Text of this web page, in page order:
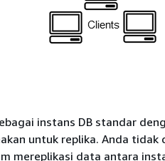
instans DB standar
untuk replika. Anda
mereplikasi data antara